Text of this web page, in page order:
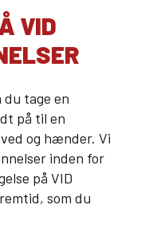
VID
du tage en
på til en
og hænder. Vi
inden for
på VID
som du